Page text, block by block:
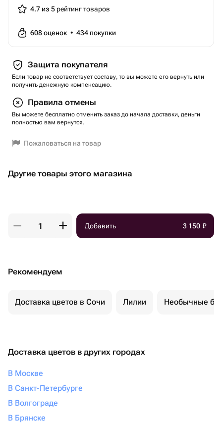
4.7 из 5 рейтинг товаров
608оценок • 434 покупки
Защита покупателя
Если товар не соответствует составу, то вы можете его вернуть или
получить денежную компенсацию.
Правила отмены
Вы можете бесплатно отменить заказ до начала доставки, деньги
полностью вам вернутся.
Пожаловаться на товар
Другие товары этого магазина
Добавить 3 150 ₽
Рекомендуем
Доставка цветов в Сочи Лилии Необычные
Доставка цветов в других городах
В Москве
В Санкт-Петербурге
В Волгограде
В Брянске